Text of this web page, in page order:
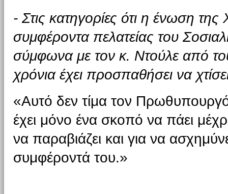
- Στις κατηγορίες ότι η ένωση της
συμφέροντα πελατείας του
σύμφωνα με τον κ. Ντούλε από
χρόνια έχει προσπαθήσει να
«Αυτό δεν τίμα τον
έχει μόνο ένα σκοπό να πάει
να παραβιάζει και για να
συμφέροντά του.»